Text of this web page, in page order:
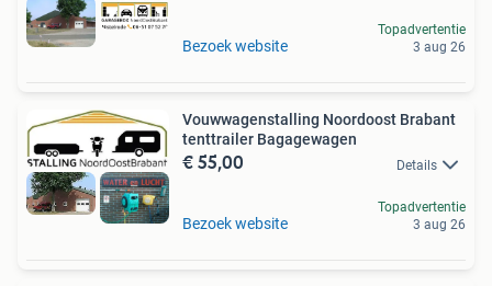
Bezoek website
Topadvertentie
3 aug 26
Vouwwagenstalling Noordoost Brabant
tenttrailer Bagagewagen
€ 55,00 Details
Bezoek website
Topadvertentie
3 aug 26